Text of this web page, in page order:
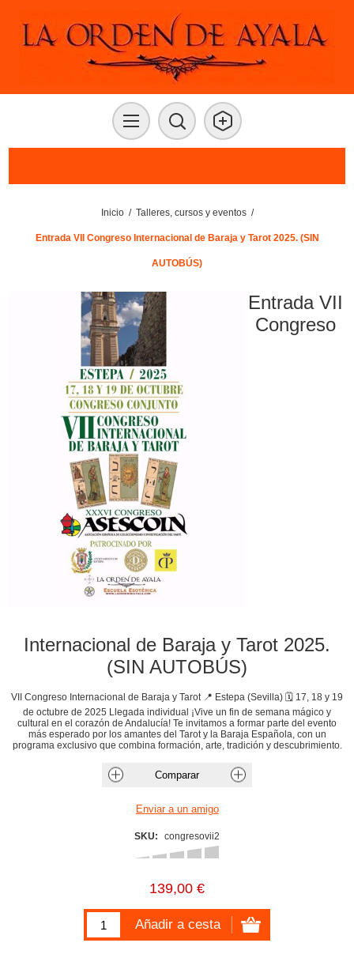
Inicio / Talleres, cursos y eventos /
Entrada VII Congreso Internacional de Baraja y Tarot 2025. (SIN
AUTOBÚS)
Entrada VII
Congreso
Internacional de Baraja y Tarot 2025.
(SIN AUTOBÚS)
VII Congreso Internacional de Baraja y Tarot 📍 Estepa (Sevilla) 🗓 17, 18 y 19
de octubre de 2025 Llegada individual ¡Vive un fin de semana mágico y
cultural en el corazón de Andalucía! Te invitamos a formar parte del evento
más esperado por los amantes del Tarot y la Baraja Española, con un
programa exclusivo que combina formación, arte, tradición y descubrimiento.
SKU: congresovii2
139,00 €